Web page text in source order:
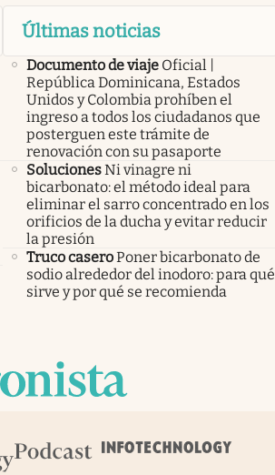
Últimas noticias
Documento de viaje Oficial |
República Dominicana, Estados
Unidos y Colombia prohíben el
ingreso a todos los ciudadanos que
posterguen este trámite de
renovación con su pasaporte
SolucionesNi vinagre ni
bicarbonato: el método ideal para
eliminar el sarro concentrado en los
orificios de la ducha y evitar reducir
la presión
Truco caseroPoner bicarbonato de
sodio alrededor del inodoro: para qué
sirve y por qué se recomienda